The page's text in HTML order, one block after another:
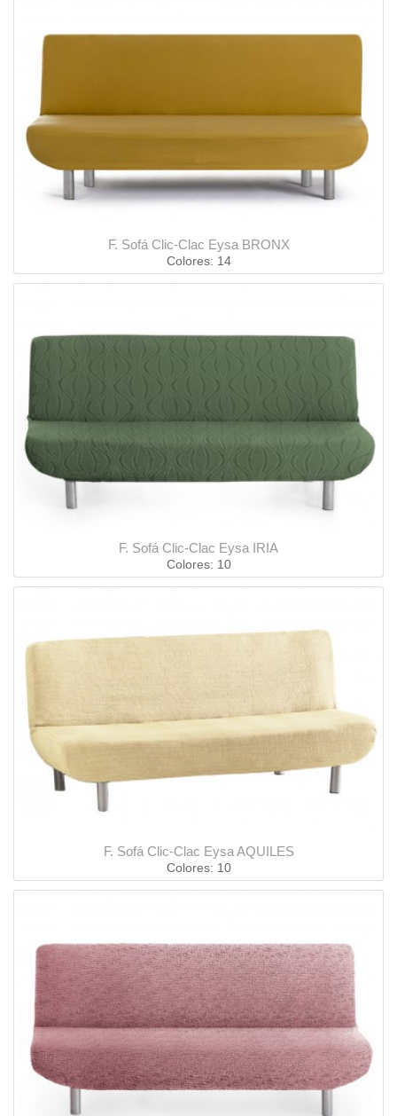
F. Sofá Clic-Clac Eysa BRONX
Colores: 14
F. Sofá Clic-Clac Eysa IRIA
Colores: 10
F. Sofá Clic-Clac Eysa AQUILES
Colores: 10